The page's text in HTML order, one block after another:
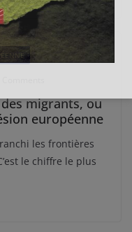
migrants, ou
européenne
les frontières
le chiffre le plus